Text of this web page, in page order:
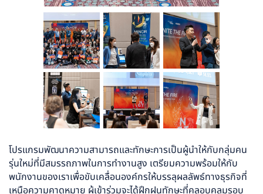
โปรแกรมพัฒนาความสามารถและทักษะการเป็นผู้นำให้กับกลุ่มคน
รุ่นใหม่ที่มีสมรรถภาพในการทำงานสูง เตรียมความพร้อมให้กับ
พนักงานของเราเพื่อขับเคลื่อนองค์กรให้บรรลุผลลัพธ์ทางธุรกิจที่
เหนือความคาดหมาย ผู้เข้าร่วมจะได้ฝึกฝนทักษะที่คลอบคลุมรอบ